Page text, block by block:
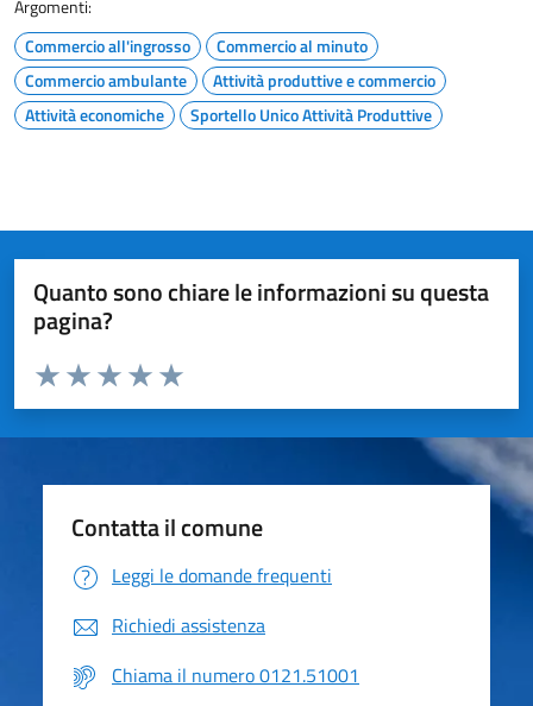
Argomenti:
Commercio all'ingrosso
Commercio al minuto
Commercio ambulante
Attività produttive e commercio
Attività economiche
Sportello Unico Attività Produttive
Quanto sono chiare le informazioni su questa
pagina?
Valuta da 1 a 5 stelle la pagina
Valuta 5 stelle su 5
Valuta 4 stelle su 5
Valuta 3 stelle su 5
Valuta 2 stelle su 5
Valuta 1 stelle su 5
Contatta il comune
Leggi le domande frequenti
Richiedi assistenza
Chiama il numero 0121.51001